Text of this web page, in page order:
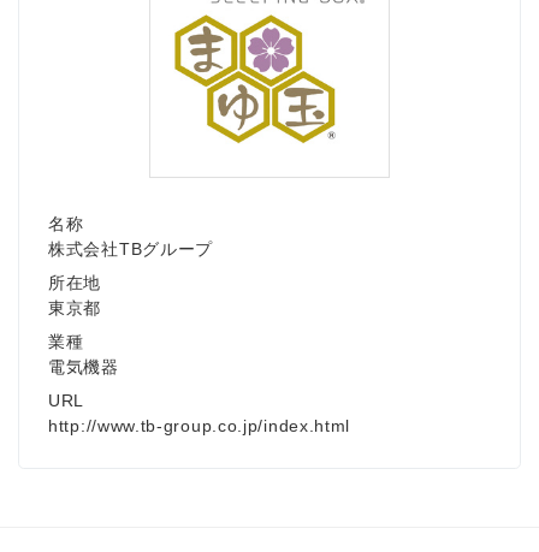
名称
株式会社TBグループ
所在地
東京都
業種
電気機器
URL
http://www.tb-group.co.jp/index.html